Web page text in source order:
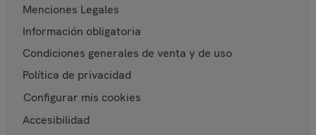
Menciones Legales
Información obligatoria
Condiciones generales de venta y de uso
Política de privacidad
Configurar mis cookies
Accesibilidad